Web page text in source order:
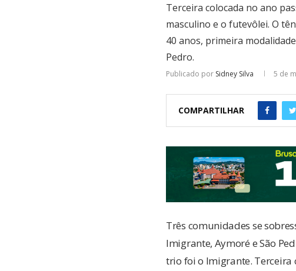
Terceira colocada no ano
masculino e o futevôlei. O
40 anos, primeira
Pedro.
Publicado por Sidney Silva 5 de
COMPARTILHAR
Três comunidades se
Imigrante, Aymoré e São
trio foi o Imigrante. Terceira